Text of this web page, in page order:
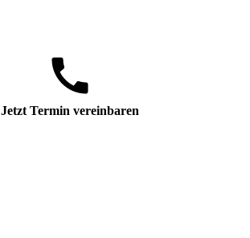
Jetzt Termin vereinbaren